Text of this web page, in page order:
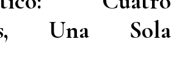
Una Sola